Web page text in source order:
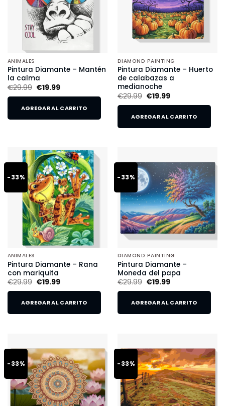
ANIMALES
Pintura Diamante – Mantén
la calma
€29.99 €19.99
AGREGAR AL CARRITO
DIAMOND PAINTING
Pintura Diamante – Huerto
de calabazas a
medianoche
€29.99 €19.99
AGREGAR AL CARRITO
-33%
ANIMALES
Pintura Diamante – Rana
con mariquita
€29.99 €19.99
AGREGAR AL CARRITO
-33%
DIAMOND PAINTING
Pintura Diamante –
Moneda del papa
€29.99 €19.99
AGREGAR AL CARRITO
-33% -33%